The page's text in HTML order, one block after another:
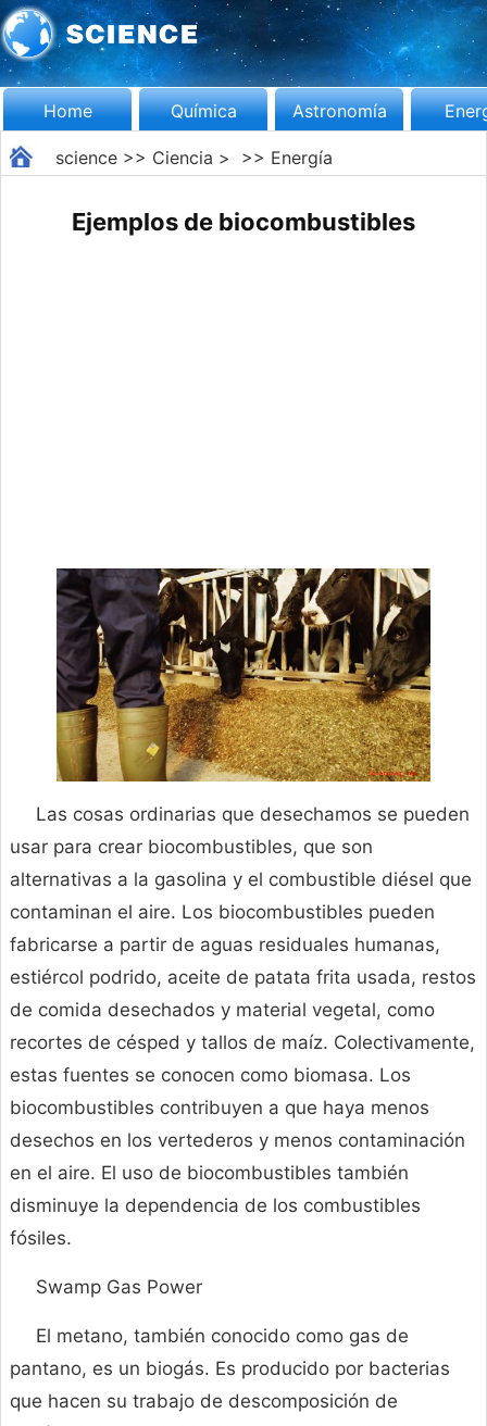
Home Química Astronomía
science>> Ciencia > >> Energía
Ejemplos de biocombustibles
Las cosas ordinarias que desechamos se pueden
usar para crear biocombustibles, que son
alternativas a la gasolina y el combustible diésel que
contaminan el aire. Los biocombustibles pueden
fabricarse a partir de aguas residuales humanas,
estiércol podrido, aceite de patata frita usada, restos
de comida desechados y material vegetal, como
recortes de césped y tallos de maíz. Colectivamente,
estas fuentes se conocen como biomasa. Los
biocombustibles contribuyen a que haya menos
desechos en los vertederos y menos contaminación
en el aire. El uso de biocombustibles también
disminuye la dependencia de los combustibles
fósiles.
Swamp Gas Power
El metano, también conocido como gas de
pantano, es un biogás. Es producido por bacterias
que hacen su trabajo de descomposición de